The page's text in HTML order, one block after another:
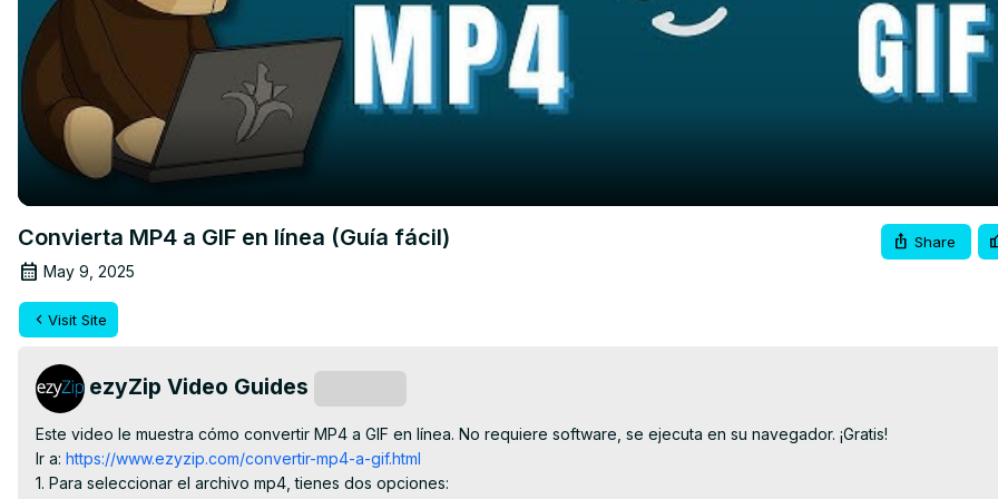
Convierta MP4 a GIF en línea (Guía fácil)
May 9, 2025
Share
Visit Site
ezyZip Video Guides
Este video le muestra cómo convertir MP4 a GIF en línea. No requiere software, se ejecuta en su navegador. ¡Gratis!
Ir a: https://www.ezyzip.com/convertir-mp4-a-gif.html
1. Para seleccionar el archivo mp4, tienes dos opciones: